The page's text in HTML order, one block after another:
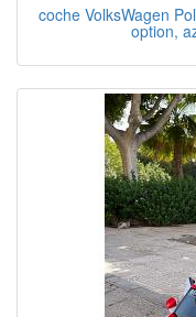
coche VolksWagen
option,